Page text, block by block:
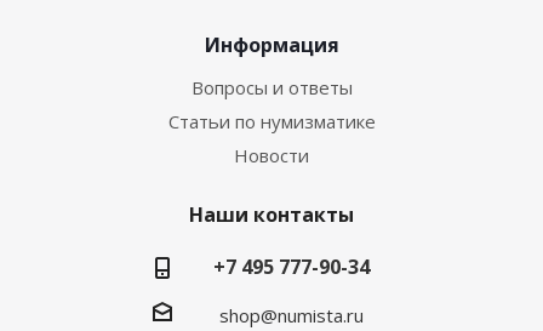
Информация
Вопросы и ответы
Статьи по нумизматике
Новости
Наши контакты
+7 495 777-90-34
shop@numista.ru